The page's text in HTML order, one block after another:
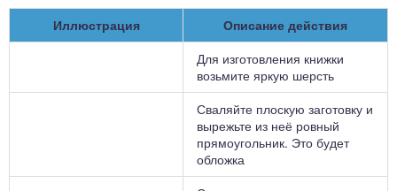
Иллюстрация
Описание действия
Для изготовления книжки
возьмите яркую шерсть
Сваляйте плоскую заготовку и
вырежьте из неё ровный
прямоугольник. Это будет
обложка